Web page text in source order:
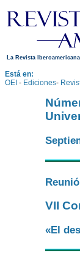
La Revista
Está en:
OEI - Ediciones-
VII
«El